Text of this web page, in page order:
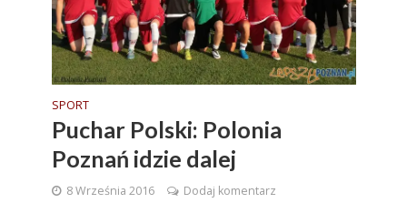
SPORT
Puchar Polski: Polonia
Poznań idzie dalej
8 Września 2016 Dodaj komentarz